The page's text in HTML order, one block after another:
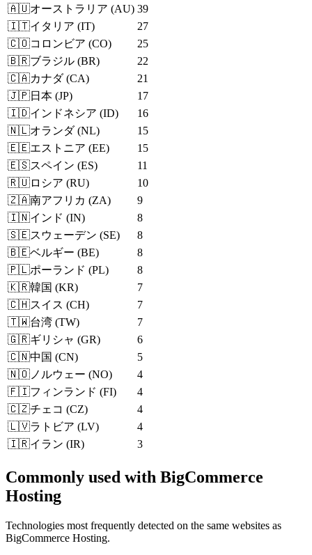
🇦🇺オーストラリア (AU) 39
🇮🇹イタリア (IT)
27
🇨🇴コロンビア (CO)
25
🇧🇷ブラジル (BR)
22
🇨🇦カナダ(CA)
21
🇯🇵日本 (JP)
17
🇮🇩インドネシア (ID)
16
🇳🇱オランダ(NL)
15
🇪🇪エストニア (EE)
15
🇪🇸スペイン (ES)
11
🇷🇺ロシア (RU)
10
🇿🇦南アフリカ (ZA)
9
🇮🇳インド (IN)
8
🇸🇪スウェーデン (SE)
8
🇧🇪ベルギー (BE)
8
🇵🇱ポーランド (PL)
8
🇰🇷韓国 (KR)
7
🇨🇭スイス (CH)
7
🇹🇼台湾 (TW)
7
🇬🇷ギリシャ (GR)
6
🇨🇳中国 (CN)
5
🇳🇴 ノルウェー (NO)
4
🇫🇮フィンランド (FI)
4
🇨🇿チェコ (CZ)
4
🇱🇻ラトビア (LV)
4
🇮🇷イラン (IR) 3
Commonly used with BigCommerce
Hosting
Technologies most frequently detected on the same websites as
BigCommerce Hosting.